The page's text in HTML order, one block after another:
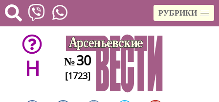
РУБРИКИ
H №30
[1723]